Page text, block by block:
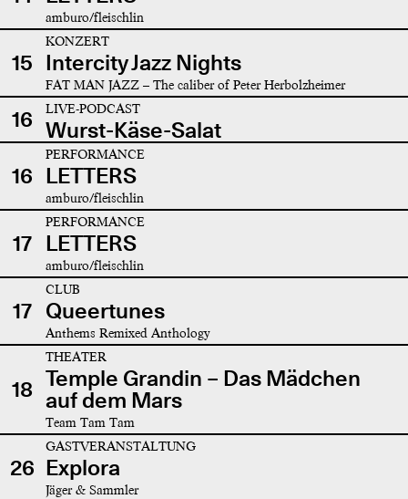
amburo/fleischlin
15
KONZERT
Intercity Jazz Nights
FAT MAN JAZZ – The caliber of Peter Herbolzheimer
16 LIVE-PODCAST
Wurst-Käse-Salat
16
PERFORMANCE
LETTERS
amburo/fleischlin
17
PERFORMANCE
LETTERS
amburo/fleischlin
17
CLUB
Queertunes
Anthems Remixed Anthology
18
THEATER
Temple Grandin – Das Mädchen
auf dem Mars
Team Tam Tam
26
GASTVERANSTALTUNG
Explora
Jäger & Sammler